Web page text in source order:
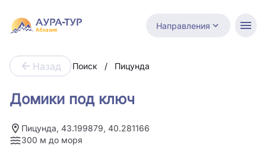
Направления
Назад Поиск / Пицунда
Домики под ключ
Пицунда, 43.199879, 40.281166
300 м до моря